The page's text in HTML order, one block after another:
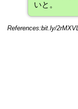
いと。
References:bit.ly/